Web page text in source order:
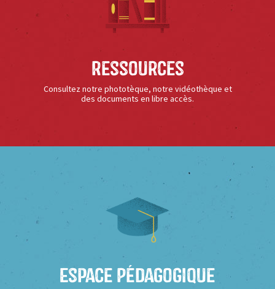
Ressources
Consultez notre phototèque, notre vidéothèque et
des documents en libre accès.
Espace Pédagogique